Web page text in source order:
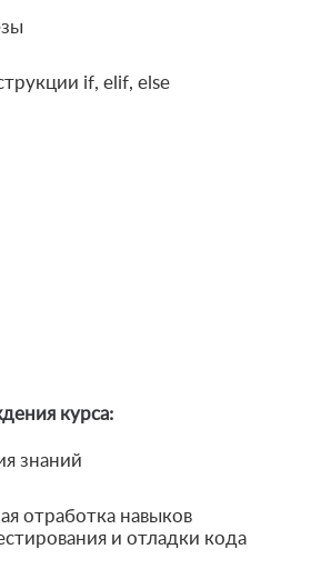
if, elif, else
курса:
знаний
отработка навыков
и отладки кода